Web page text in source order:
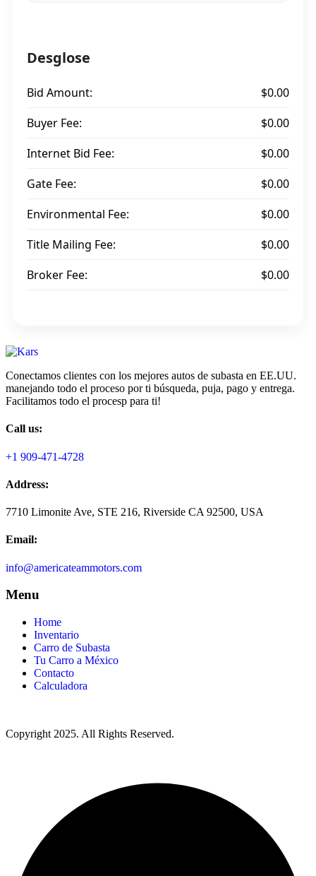
Desglose
Bid Amount:
$0.00
Buyer Fee:
$0.00
Internet Bid Fee:
$0.00
Gate Fee:
$0.00
Environmental Fee:
$0.00
Title Mailing Fee:
$0.00
Broker Fee:
$0.00
Conectamos clientes con los mejores autos de subasta en EE.UU.
manejando todo el proceso por ti búsqueda, puja, pago y entrega.
Facilitamos todo el procesp para ti!
Call us:
+1 909-471-4728
Address:
7710 Limonite Ave, STE 216, Riverside CA 92500, USA
Email:
info@americateammotors.com
Menu
Home
Inventario
Carro de Subasta
Tu Carro a México
Contacto
Calculadora
Copyright 2025. All Rights Reserved.